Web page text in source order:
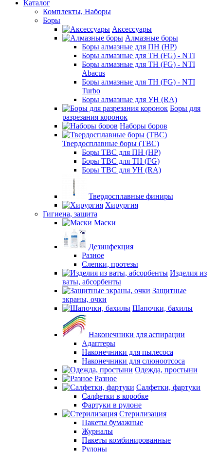
Каталог
Комплекты, Наборы
Боры
Аксессуары
Алмазные боры
Боры алмазные для ПН (HP)
Боры алмазные для ТН (FG) - NTI
Боры алмазные для ТН (FG) - NTI
Abacus
Боры алмазные для ТН (FG) - NTI
Turbo
Боры алмазные для УН (RA)
Боры для
разрезания коронок
Наборы боров
Твердосплавные боры (ТВС)
Боры ТВС для ПН (HP)
Боры ТВС для ТН (FG)
Боры ТВС для УН (RA)
Твердосплавные финиры
Хирургия
Гигиена, защита
Маски
Дезинфекция
Разное
Слепки, протезы
Изделия из
ваты, абсорбенты
Защитные
экраны, очки
Шапочки, бахилы
Наконечники для аспирации
Адаптеры
Наконечники для пылесоса
Наконечники для слюноотсоса
Одежда, простыни
Разное
Салфетки, фартуки
Салфетки в коробке
Фартуки в рулоне
Стерилизация
Пакеты бумажные
Журналы
Пакеты комбинированные
Рулоны